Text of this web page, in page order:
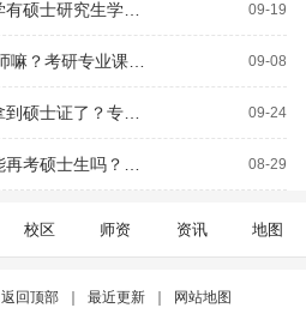
09-19
09-08
09-24
08-29
校区 师资 资讯 地图
返回顶部 最近更新
网站地图